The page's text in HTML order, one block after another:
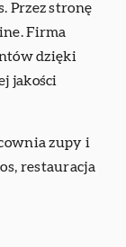
Przez stronę
Firma
dzięki
jakości
zupy i
restauracja